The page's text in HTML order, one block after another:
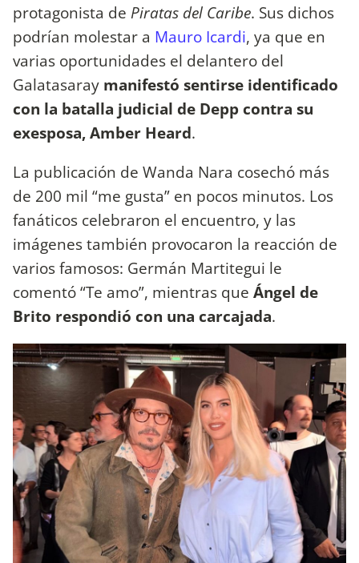
protagonista de Piratas del Caribe. Sus dichos
podrían molestar a Mauro Icardi, ya que en
varias oportunidades el delantero del
Galatasaray manifestó sentirse identificado
con la batalla judicial de Depp contra su
exesposa, Amber Heard.
La publicación de Wanda Nara cosechó más
de 200 mil “me gusta” en pocos minutos. Los
fanáticos celebraron el encuentro, y las
imágenes también provocaron la reacción de
varios famosos: Germán Martitegui le
comentó “Te amo”, mientras que Ángel de
Brito respondió con una carcajada.